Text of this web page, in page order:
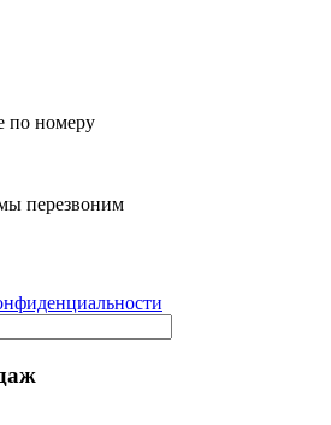
по номеру
перезвоним